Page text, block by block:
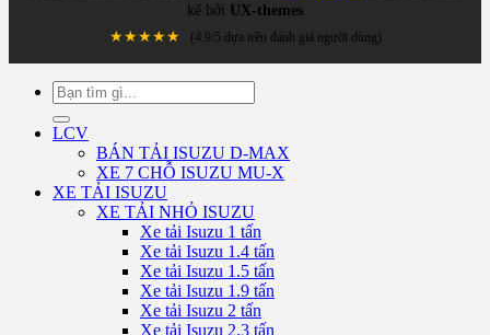
kế bởi UX-themes
★★★★★
(4.9/5 dựa trên đánh giá người dùng)
Tìm
kiếm:
LCV
BÁN TẢI ISUZU D-MAX
XE 7 CHỖ ISUZU MU-X
XE TẢI ISUZU
XE TẢI NHỎ ISUZU
Xe tải Isuzu 1 tấn
Xe tải Isuzu 1.4 tấn
Xe tải Isuzu 1.5 tấn
Xe tải Isuzu 1.9 tấn
Xe tải Isuzu 2 tấn
Xe tải Isuzu 2.3 tấn